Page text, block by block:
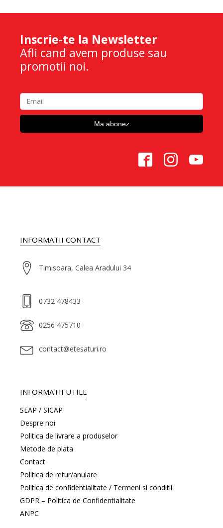
Inscrie-te la Newsletter
Afli cand avem produse sau
promotii noi.
INFORMATII CONTACT
Timisoara, Calea Aradului 34
0732 478433
0256 475710
contact@etesaturi.ro
INFORMATII UTILE
SEAP / SICAP
Despre noi
Politica de livrare a produselor
Metode de plata
Contact
Politica de retur/anulare
Politica de confidentialitate / Termeni si conditii
GDPR – Politica de Confidentialitate
ANPC